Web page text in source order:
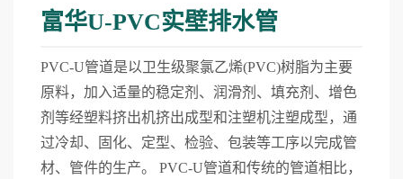
富华U-PVC实壁排水管
PVC-U管道是以卫生级聚氯乙烯(PVC)树脂为主要
原料，加入适量的稳定剂、润滑剂、填充剂、增色
剂等经塑料挤出机挤出成型和注塑机注塑成型，通
过冷却、固化、定型、检验、包装等工序以完成管
材、管件的生产。 PVC-U管道和传统的管道相比，